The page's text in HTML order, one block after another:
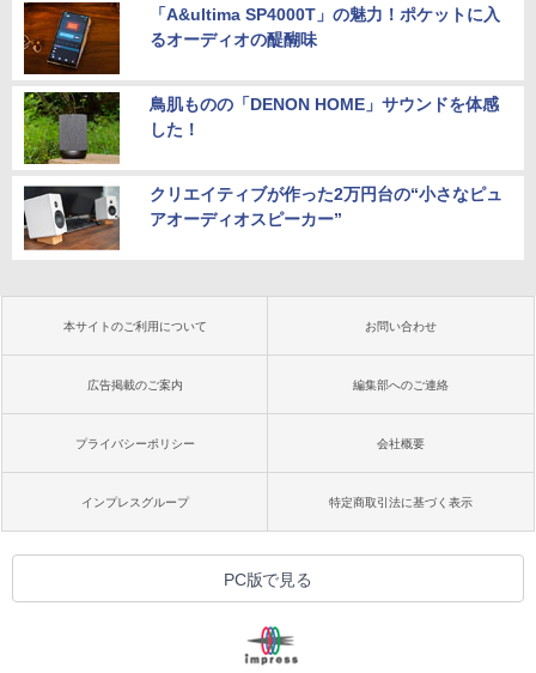
「A&ultima SP4000T」の魅力！ポケットに入
るオーディオの醍醐味
鳥肌ものの「DENON HOME」サウンドを体感
した！
クリエイティブが作った2万円台の“小さなピュ
アオーディオスピーカー”
本サイトのご利用について お問い合わせ
広告掲載のご案内 編集部へのご連絡
プライバシーポリシー 会社概要
インプレスグループ 特定商取引法に基づく表示
PC版で見る